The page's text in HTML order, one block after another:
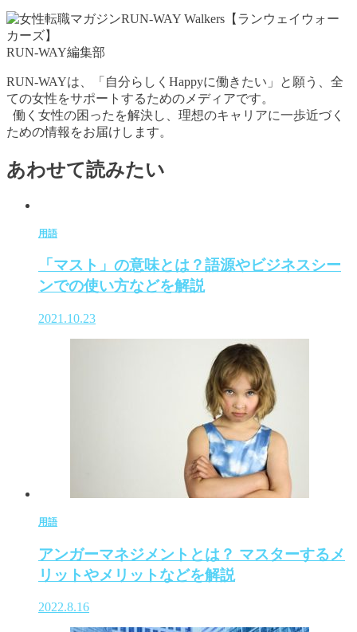
RUN-WAY編集部
RUN-WAYは、「自分らしくHappyに働きたい」と願う、全
ての女性をサポートするためのメディアです。
働く女性の困ったを解決し、理想のキャリアに一歩近づく
ための情報をお届けします。
あわせて読みたい
用語
「マスト」の意味とは？語源やビジネスシー
ンでの使い方などを解説
2021.10.23
用語
アンガーマネジメントとは？ マスターするメ
リットやメリットなどを解説
2022.8.16